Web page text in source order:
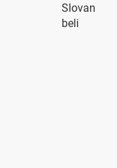
Slovan
beli